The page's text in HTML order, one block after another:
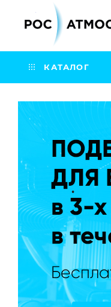
КАТАЛОГ
.